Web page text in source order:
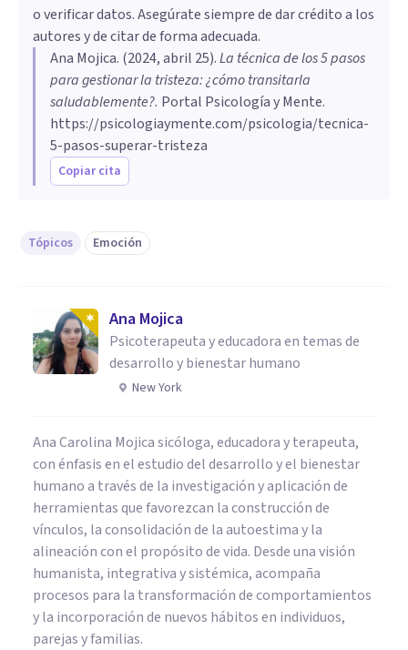
o verificar datos. Asegúrate siempre de dar crédito a los
autores y de citar de forma adecuada.
Ana Mojica. (2024, abril 25).La técnica de los 5 pasos
para gestionar la tristeza: ¿cómo transitarla
saludablemente?. Portal Psicología y Mente.
https://psicologiaymente.com/psicologia/tecnica-
5-pasos-superar-tristeza
Copiar cita
Tópicos Emoción
Ana Mojica
Psicoterapeuta y educadora en temas de
desarrollo y bienestar humano
New York
Ana Carolina Mojica sicóloga, educadora y terapeuta,
con énfasis en el estudio del desarrollo y el bienestar
humano a través de la investigación y aplicación de
herramientas que favorezcan la construcción de
vínculos, la consolidación de la autoestima y la
alineación con el propósito de vida. Desde una visión
humanista, integrativa y sistémica, acompaña
procesos para la transformación de comportamientos
y la incorporación de nuevos hábitos en individuos,
parejas y familias.